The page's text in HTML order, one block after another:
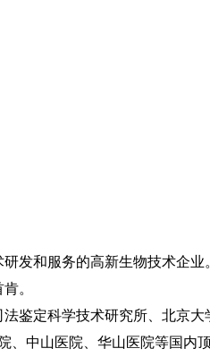
和服务的高新生物技术企业
。
定科学技术研究所、北京
、中山医院、华山医院等国